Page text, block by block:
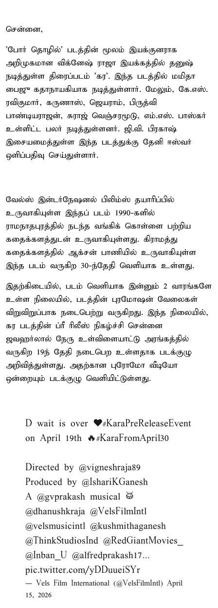
சென்னை,
'போர் தொழில்' படத்தின் மூலம் இயக்குனராக
அறிமுகமான விக்னேஷ் ராஜா இயக்கத்தில் தனுஷ்
நடித்துள்ள திரைப்படம் 'கர'. இந்த படத்தில் மமிதா
பைஜு கதாநாயகியாக நடித்துள்ளார். மேலும், கே.எஸ்.
ரவிகுமார், கருணாஸ், ஜெயராம், பிருத்வி
பாண்டியராஜன், சுராஜ் வெஞ்சரமூடு, எம்.எஸ். பாஸ்கர்
உள்ளிட்ட பலர் நடித்துள்ளனர். ஜி.வி. பிரகாஷ்
இசையமைத்துள்ள இந்த படத்துக்கு தேனி ஈஸ்வர்
ஒளிப்பதிவு செய்துள்ளார்.
வேல்ஸ் இன்டர்நேஷனல் பிலிம்ஸ் தயாரிப்பில்
உருவாகியுள்ள இந்தப் படம் 1990-களில்
ராமநாதபுரத்தில் நடந்த வங்கிக் கொள்ளை பற்றிய
கதைக்களத்துடன் உருவாகியுள்ளது. கிராமத்து
கதைக்களத்தில் ஆக்சன் பாணியில் உருவாகியுள்ள
இந்த படம் வருகிற 30-ந்தேதி வெளியாக உள்ளது.
இதற்கிடையில், படம் வெளியாக இன்னும் 2 வாரங்களே
உள்ள நிலையில், படத்தின் புரமோஷன் வேலைகள்
விறுவிறுப்பாக நடைபெற்று வருகிறது. இந்த நிலையில்,
கர படத்தின் ப்ரீ ரிலீஸ் நிகழ்ச்சி சென்னை
ஜவஹர்லால் நேரு உள்விளையாட்டு அரங்கத்தில்
வருகிற 19ந் தேதி நடைபெற உள்ளதாக படக்குழு
அறிவித்துள்ளது. அதற்கான புரோமோ வீடியோ
ஒன்றையும் படக்குழு வெளியிட்டுள்ளது.
D wait is over ♥️#KaraPreReleaseEvent
on April 19th 🔥#KaraFromApril30
Directed by @vigneshraja89
Produced by @IshariKGanesh
A @gvprakash musical 🥁
@dhanushkraja @VelsFilmIntl
@velsmusicintl @kushmithaganesh
@ThinkStudiosInd @RedGiantMovies_
@Inban_U @alfredprakash17…
pic.twitter.com/yDDuueiSYr
— Vels Film International (@VelsFilmIntl) April
15, 2026